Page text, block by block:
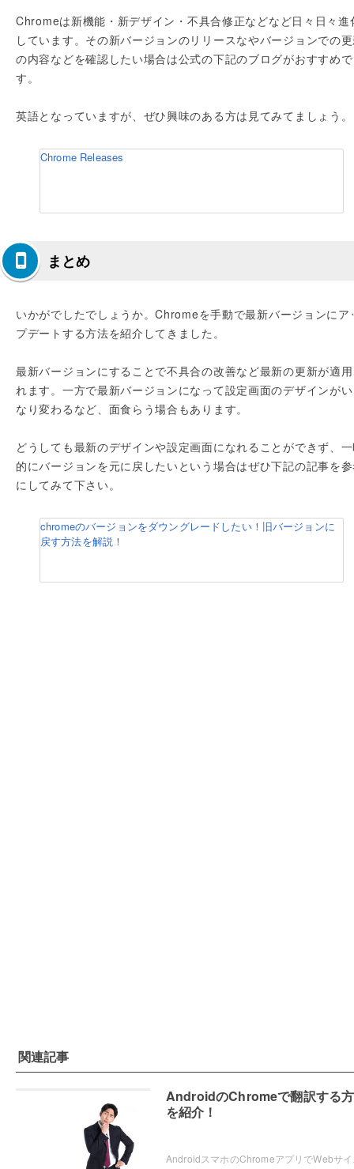
Chromeは新機能・新デザイン・不具合修正などなど日々日々進
しています。その新バージョンのリリースなやバージョンでの
の内容などを確認したい場合は公式の下記のブログがおすすめで
す。
英語となっていますが、ぜひ興味のある方は見てみてましょう。
Chrome Releases
まとめ
いかがでしたでしょうか。Chromeを手動で最新バージョンにア
プデートする方法を紹介してきました。
最新バージョンにすることで不具合の改善など最新の更新が適
れます。一方で最新バージョンになって設定画面のデザインが
なり変わるなど、面食らう場合もあります。
どうしても最新のデザインや設定画面になれることができず、
的にバージョンを元に戻したいという場合はぜひ下記の記事を
にしてみて下さい。
chromeのバージョンをダウングレードしたい！旧バージョンに
戻す方法を解説！
関連記事
AndroidのChromeで翻訳する
を紹介！